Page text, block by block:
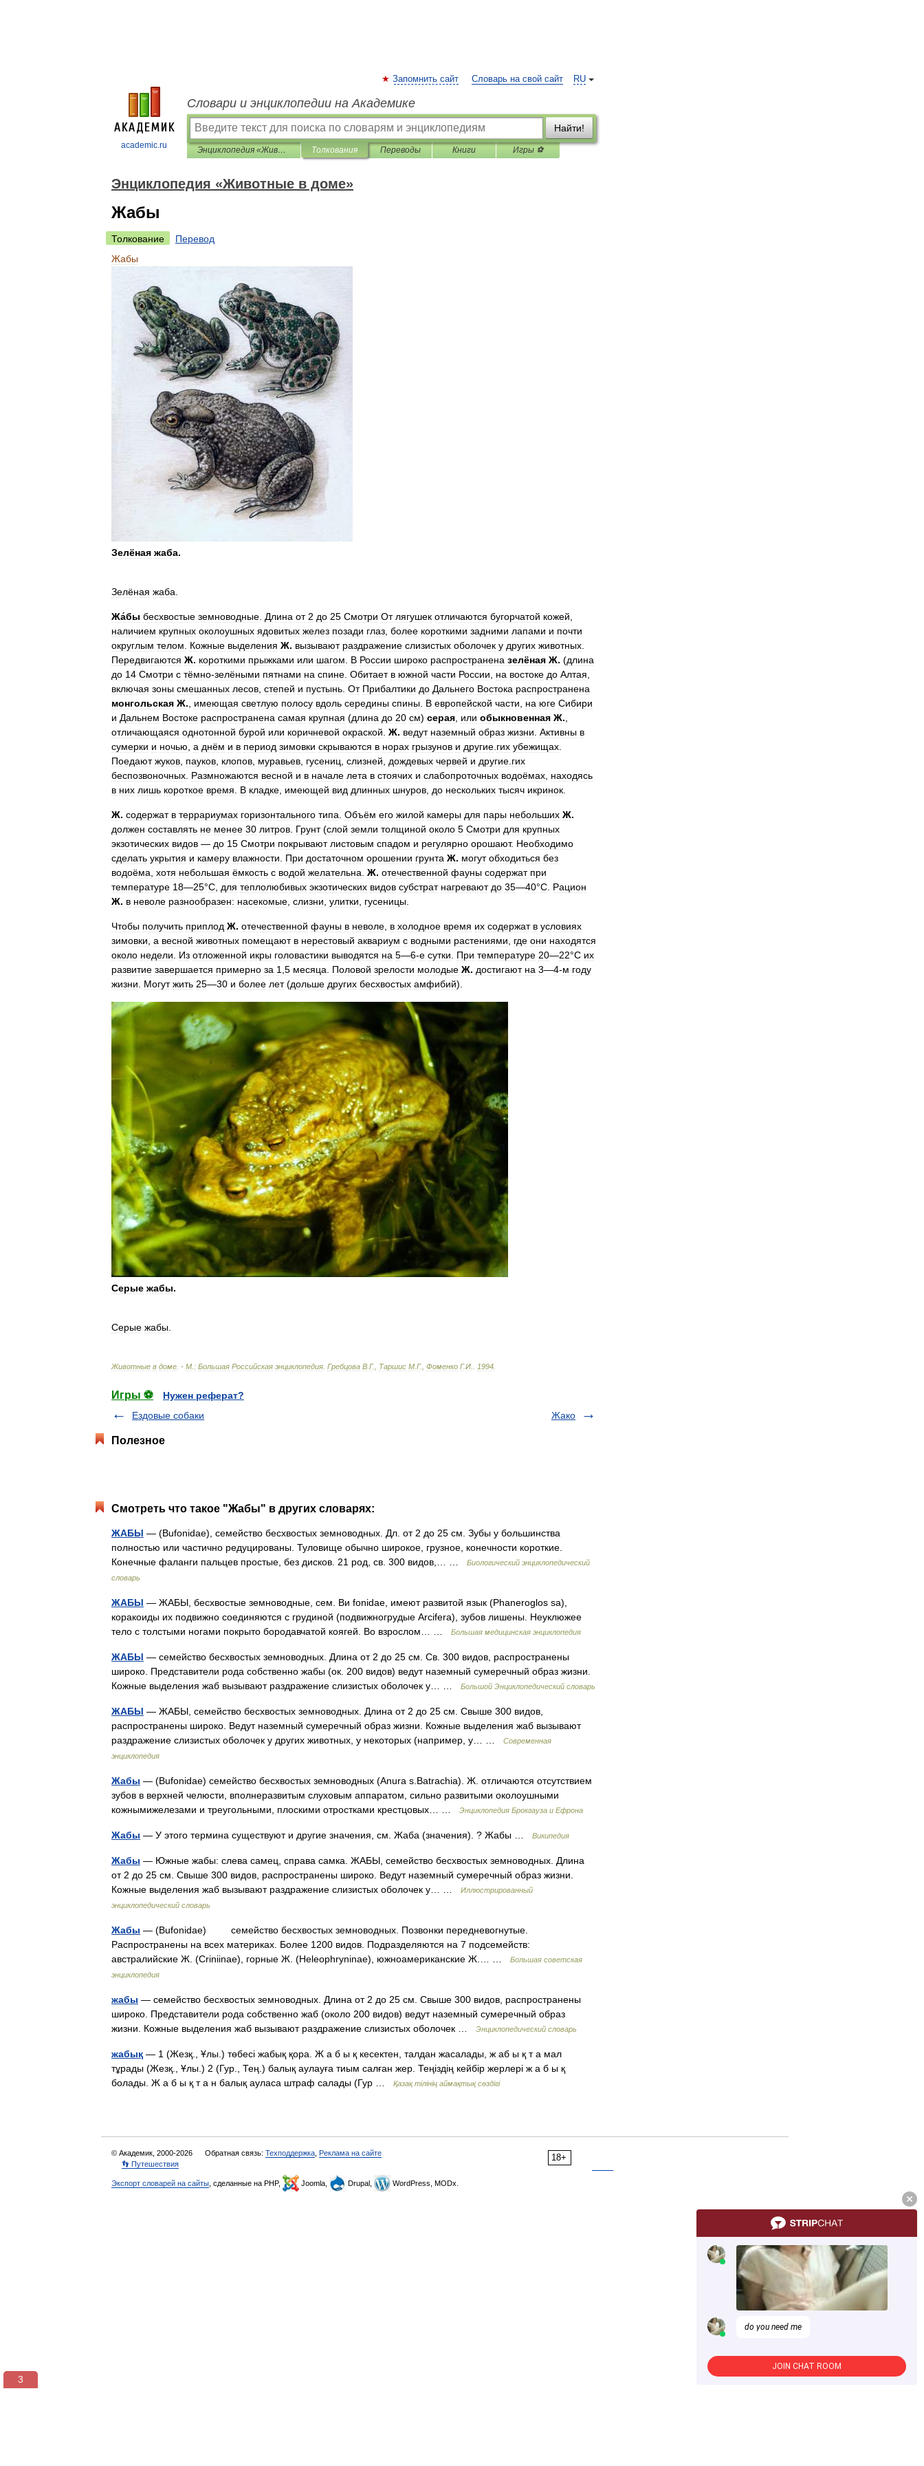
academic.ru
RU
Запомнить сайт Словарь на свой сайт
Словари и энциклопедии на Академике
Найти!
Энциклопедия «Животные в доме» Толкования Переводы Книги Игры ⚽
Энциклопедия «Животные в доме»
Жабы
Толкование
Перевод
Жабы
Зелёная жаба.
Зелёная жаба
Жа́бы бесхвостые земноводные Длина от 2 до 25 Смотри От лягушек отличаются бугорчатой кожей
наличием крупных околоушных ядовитых желез позади глаз более короткими задними лапами и почти
округлым телом Кожные выделения Ж. вызывают раздражение слизистых оболочек у других животных
Передвигаются Ж. короткими прыжками или шагом В России широко распространена зелёная Ж. (длина
до 14 Смотри с тёмно-зелёными пятнами на спине Обитает в южной части России на востоке до Алтая
включая зоны смешанных лесов степей и пустынь От Прибалтики до Дальнего Востока распространена
монгольская Ж. имеющая светлую полосу вдоль середины спины В европейской части на юге Сибири
и Дальнем Востоке распространена самая крупная (длина до 20 см) серая или обыкновенная Ж.
отличающаяся однотонной бурой или коричневой окраской Ж. ведут наземный образ жизни Активны в
сумерки и ночью а днём и в период зимовки скрываются в норах грызунов и другие гих убежищах
Поедают жуков пауков клопов муравьев гусениц слизней дождевых червей и другие гих
беспозвоночных Размножаются весной и в начале лета в стоячих и слабопроточных водоёмах находясь
в них лишь короткое время В кладке имеющей вид длинных шнуров до нескольких тысяч икринок
Ж. содержат в террариумах горизонтального типа Объём его жилой камеры для пары небольших Ж.
должен составлять не менее 30 литров Грунт(слой земли толщиной около 5 Смотри для крупных
экзотических видов — до 15 Смотри покрывают листовым спадом и регулярно орошают. Необходимо
сделать укрытия и камеру влажности При достаточном орошении грунта Ж. могут обходиться без
водоёма хотя небольшая ёмкость с водой желательна Ж. отечественной фауны содержат при
температуре 18—25°C для теплолюбивых экзотических видов субстрат нагревают до 35—40°C Рацион
Ж. в неволе разнообразен: насекомые слизни улитки гусеницы
Чтобы получить приплод Ж. отечественной фауны в неволе в холодное время их содержат в условиях
зимовки а весной животных помещают в нерестовый аквариум с водными растениями где они находятся
около недели Из отложенной икры головастики выводятся на 5—6-е сутки При температуре 20—22°C их
развитие завершается примерно за 1 5 месяца Половой зрелости молодые Ж. достигают на 3—4-м году
жизни
Могут жить 25—30 и более лет(дольше других бесхвостых амфибий).
Серые жабы.
Серые жабы
Животные в доме . - М : Большая Российская энциклопедия Гребцова В Г., Таршис М Г., Фоменко Г.И 1994
Игры ⚽
Нужен реферат?
Ездовые собаки
Жако
Полезное
Смотреть что такое "Жабы" в других словарях:
ЖАБЫ — (Bufonidae), семейство бесхвостых земноводных. Дл. от 2 до 25 см. Зубы у большинства
полностью или частично редуцированы. Туловище обычно широкое, грузное, конечности короткие.
Конечные фаланги пальцев простые, без дисков. 21 род, св. 300 видов,… …
Биологический энциклопедический
словарь
ЖАБЫ — ЖАБЫ, бесхвостые земноводные, сем. Ви fonidae, имеют развитой язык (Phaneroglos sa),
коракоиды их подвижно соединяются с грудиной (подвижногрудые Arcifera), зубов лишены. Неуклюжее
тело с толстыми ногами покрыто бородавчатой коягей. Во взрослом… …
Большая медицинская энциклопедия
ЖАБЫ — семейство бесхвостых земноводных. Длина от 2 до 25 см. Св. 300 видов, распространены
широко. Представители рода собственно жабы (ок. 200 видов) ведут наземный сумеречный образ жизни.
Кожные выделения жаб вызывают раздражение слизистых оболочек у… …
Большой Энциклопедический словарь
ЖАБЫ — ЖАБЫ, семейство бесхвостых земноводных. Длина от 2 до 25 см. Свыше 300 видов,
распространены широко. Ведут наземный сумеречный образ жизни. Кожные выделения жаб вызывают
раздражение слизистых оболочек у других животных, у некоторых (например, у… …
Современная
энциклопедия
Жабы — (Bufonidae) семейство бесхвостых земноводных (Anura s.Batrachia). Ж. отличаются отсутствием
зубов в верхней челюсти, вполнеразвитым слуховым аппаратом, сильно развитыми околоушными
кожнымижелезами и треугольными, плоскими отростками крестцовых… …
Энциклопедия Брокгауза и Ефрона
Жабы — У этого термина существуют и другие значения, см. Жаба (значения). ? Жабы … Википедия
Жабы — Южные жабы: слева самец, справа самка. ЖАБЫ, семейство бесхвостых земноводных. Длина
от 2 до 25 см. Свыше 300 видов, распространены широко. Ведут наземный сумеречный образ жизни.
Кожные выделения жаб вызывают раздражение слизистых оболочек у… …
Иллюстрированный
энциклопедический словарь
Жабы — (Bufonidae) семейство бесхвостых земноводных. Позвонки передневогнутые.
Распространены на всех материках. Более 1200 видов. Подразделяются на 7 подсемейств:
австралийские Ж. (Criniinae), горные Ж. (Heleophryninae), южноамериканские Ж.… …
Большая советская
энциклопедия
жабы — семейство бесхвостых земноводных. Длина от 2 до 25 см. Свыше 300 видов, распространены
широко. Представители рода собственно жаб (около 200 видов) ведут наземный сумеречный образ
жизни. Кожные выделения жаб вызывают раздражение слизистых оболочек …
Энциклопедический словарь
жабық — 1 (Жезқ., Ұлы.) төбесі жабық қора. Ж а б ы қ кесектен, талдан жасалады, ж аб ы қ т а мал
тұрады (Жезқ., Ұлы.) 2 (Гур., Тең.) балық аулауға тиым салған жер. Теңіздің кейбір жерлері ж а б ы қ
болады. Ж а б ы қ т а н балық ауласа штраф салады (Гур …
Қазақ тілінің аймақтық сөздігі
18+
© Академик, 2000-2026 Обратная связь: Техподдержка Реклама на сайте
👣 Путешествия
Экспорт словарей на сайты , сделанные на PHP, Joomla, Drupal, WordPress, MODx.
2